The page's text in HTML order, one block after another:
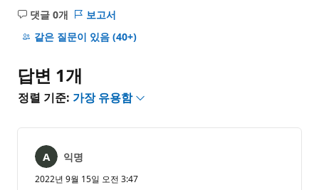
댓글 0개
설
명
음
보고서
같은 질문이 있음 (40+)
답변 1개
정렬 기준: 가장 유용함
익명
2022년 9월 15일 오전 3:47